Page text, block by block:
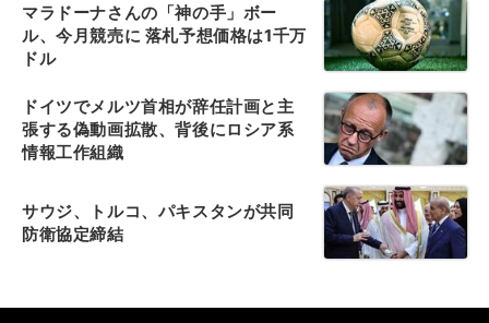
マラドーナさんの「神の手」ボー
ル、今月競売に 落札予想価格は1千万
ドル
ドイツでメルツ首相が辞任計画と主
張する偽動画拡散、背後にロシア系
情報工作組織
サウジ、トルコ、パキスタンが共同
防衛協定締結